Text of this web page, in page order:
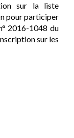
sur la liste
pour participer
2016-1048 du
sur les